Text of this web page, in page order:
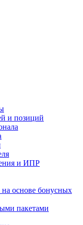
и позиций
и ИПР
основе бонусных
пакетами